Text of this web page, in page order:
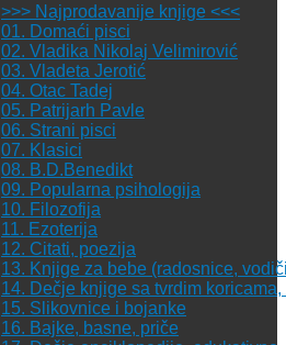
>>> Najprodavanije knjige <<<
01. Domaći pisci
02. Vladika Nikolaj Velimirović
03. Vladeta Jerotić
04. Otac Tadej
05. Patrijarh Pavle
06. Strani pisci
07. Klasici
08. B.D.Benedikt
09. Popularna psihologija
10. Filozofija
11. Ezoterija
12. Citati, poezija
13. Knjige za bebe (radosnice,
14. Dečje knjige sa tvrdim
15. Slikovnice i bojanke
16. Bajke, basne, priče